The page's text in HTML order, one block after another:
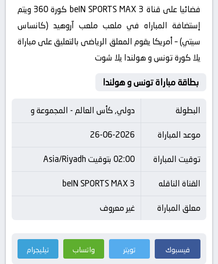
فضائيا على قناة beIN SPORTS MAX 3 كورة 360 ويتم
إستضافة المباراه في ملعب ملعب آروهيد (كانساس
سيتي) – أمريكا يقوم المعلق الرياضى بالتعليق على مباراة
يلا كورة تونس و هولندا يلا شوت
بطاقة مباراة تونس و هولندا
البطولة
دولي, كأس العالم - المجموعة و
موعد المباراة
26-06-2026
توقيت المباراة
02:00 بتوقيت Asia/Riyadh
القناة الناقله
beIN SPORTS MAX 3
معلق المباراة
غير معروف
فيسبوك تويتر واتساب تيليجرام